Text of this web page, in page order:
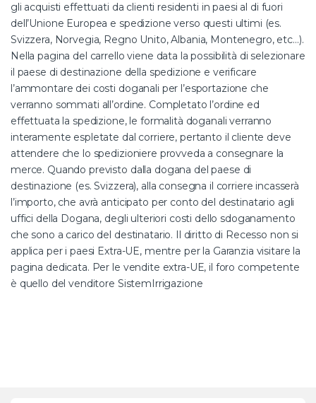
gli acquisti effettuati da clienti residenti in paesi al di fuori
dell’Unione Europea e spedizione verso questi ultimi (es.
Svizzera, Norvegia, Regno Unito, Albania, Montenegro, etc…).
Nella pagina del carrello viene data la possibilità di selezionare
il paese di destinazione della spedizione e verificare
l’ammontare dei costi doganali per l’esportazione che
verranno sommati all’ordine. Completato l’ordine ed
effettuata la spedizione, le formalità doganali verranno
interamente espletate dal corriere, pertanto il cliente deve
attendere che lo spedizioniere provveda a consegnare la
merce. Quando previsto dalla dogana del paese di
destinazione (es. Svizzera), alla consegna il corriere incasserà
l’importo, che avrà anticipato per conto del destinatario agli
uffici della Dogana, degli ulteriori costi dello sdoganamento
che sono a carico del destinatario. Il diritto di Recesso non si
applica per i paesi Extra-UE, mentre per la Garanzia visitare la
pagina dedicata. Per le vendite extra-UE, il foro competente
è quello del venditore SistemIrrigazione